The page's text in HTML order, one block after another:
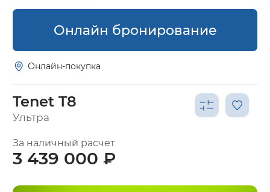
Онлайн бронирование
Онлайн-покупка
Tenet T8
Ультра
За наличный расчет
3 439 000 ₽